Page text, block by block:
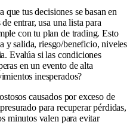
que tus decisiones se basan en
entrar, usa una lista para
con tu plan de trading. Esto
y salida, riesgo/beneficio, niveles
Evalúa si las condiciones
en un evento de alta
inesperados?
causados por exceso de
para recuperar pérdidas,
minutos valen para evitar